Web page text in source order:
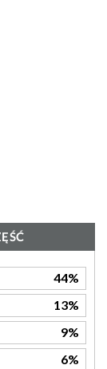
44%
13%
9%
6%